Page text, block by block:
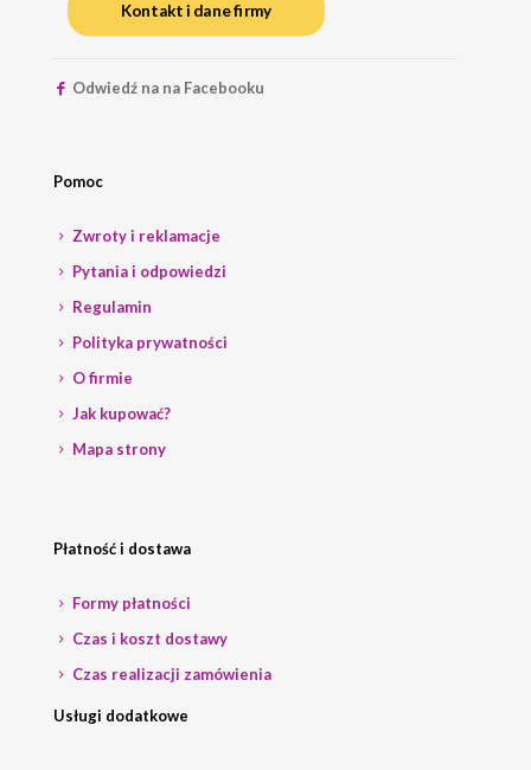
Kontakt i dane firmy
Odwiedź na na Facebooku
Pomoc
Zwroty i reklamacje
Pytania i odpowiedzi
Regulamin
Polityka prywatności
O firmie
Jak kupować?
Mapa strony
Płatność i dostawa
Formy płatności
Czas i koszt dostawy
Czas realizacji zamówienia
Usługi dodatkowe